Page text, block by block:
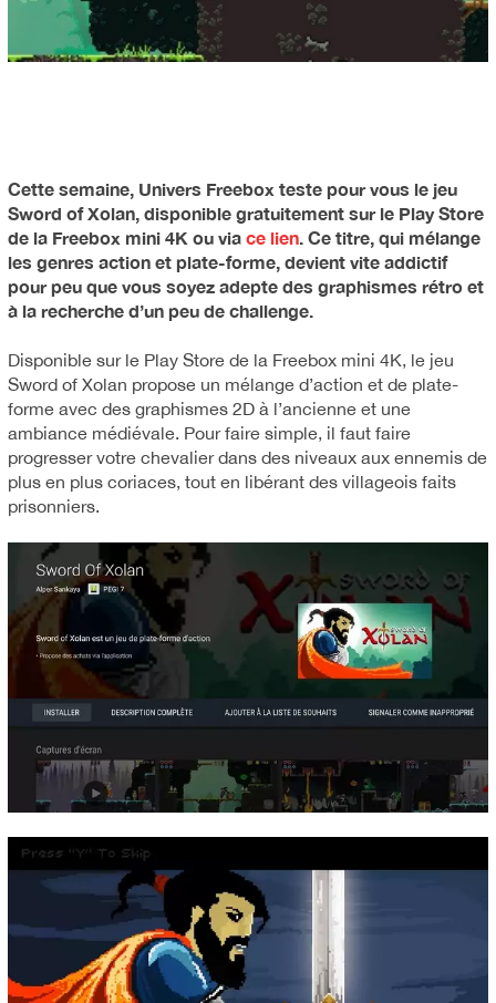
Cette semaine, Univers Freebox teste pour vous le jeu
Sword of Xolan, disponible gratuitement sur le Play Store
de la Freebox mini 4K ou via ce lien. Ce titre, qui mélange
les genres action et plate-forme, devient vite addictif
pour peu que vous soyez adepte des graphismes rétro et
à la recherche d’un peu de challenge.
Disponible sur le Play Store de la Freebox mini 4K, le jeu
Sword of Xolan propose un mélange d’action et de plate-
forme avec des graphismes 2D à l’ancienne et une
ambiance médiévale. Pour faire simple, il faut faire
progresser votre chevalier dans des niveaux aux ennemis de
plus en plus coriaces, tout en libérant des villageois faits
prisonniers.